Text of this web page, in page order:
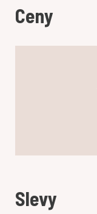
Ceny
Slevy